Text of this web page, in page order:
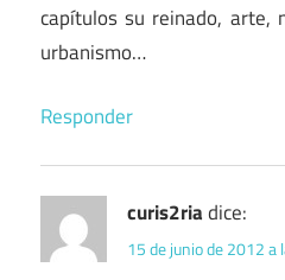
capítulos su reinado, arte,
urbanismo…
Responder
curis2riadice:
15 de junio de 2012 a